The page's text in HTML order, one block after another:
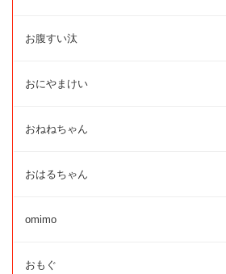
お腹すい汰
おにやまけい
おねねちゃん
おはるちゃん
omimo
おもぐ